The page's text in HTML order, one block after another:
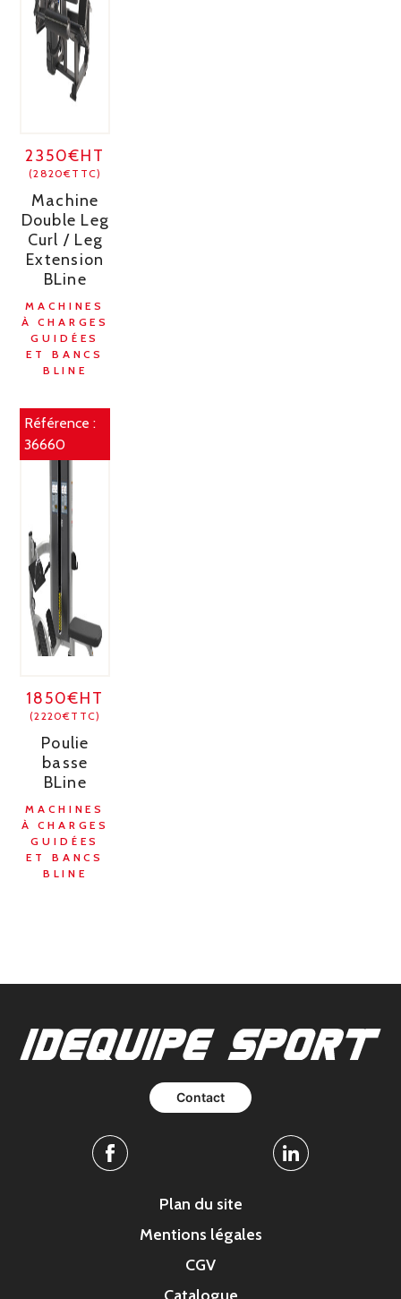
2350€HT
(2820€TTC)
Machine
Double Leg
Curl / Leg
Extension
BLine
MACHINES
À CHARGES
GUIDÉES
ET BANCS
BLINE
Référence :
36660
1850€HT
(2220€TTC)
Poulie
basse
BLine
MACHINES
À CHARGES
GUIDÉES
ET BANCS
BLINE
Contact
Facebook Linkedin
Plan du site
Mentions légales
CGV
Catalogue